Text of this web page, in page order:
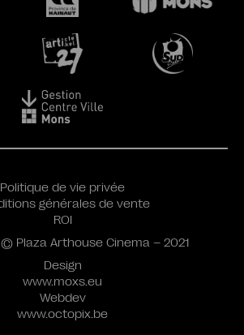
Design
www.moxs.eu
Webdev
www.octopix.be
Politique de vie privée
générales de vente
ROI
Plaza Arthouse Cinema – 2021